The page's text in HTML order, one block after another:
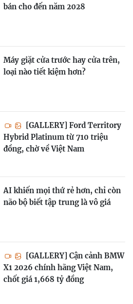
bán cho đến năm 2028
Máy giặt cửa trước hay cửa trên,
loại nào tiết kiệm hơn?
[GALLERY] Ford Territory
Hybrid Platinum từ 710 triệu
đồng, chờ về Việt Nam
AI khiến mọi thứ rẻ hơn, chỉ còn
não bộ biết tập trung là vô giá
[GALLERY] Cận cảnh BMW
X1 2026 chính hãng Việt Nam,
chốt giá 1,668 tỷ đồng